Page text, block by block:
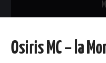
NEWS
Osiris MC – la